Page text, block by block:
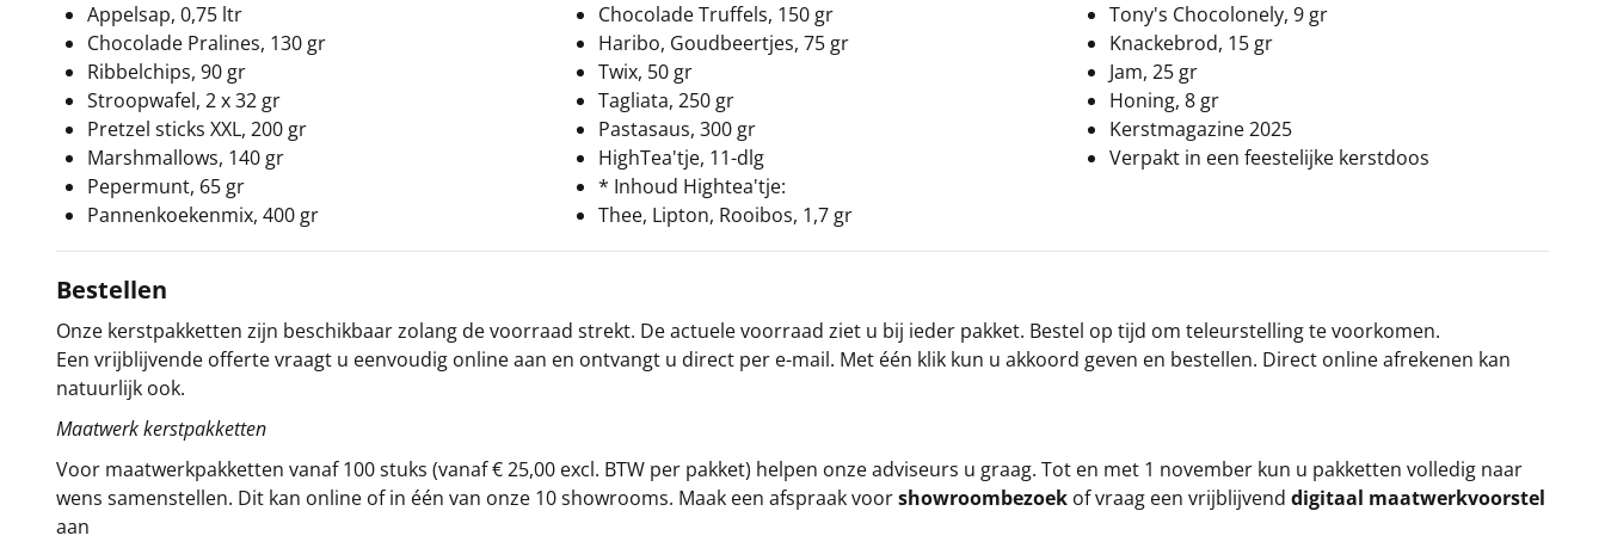
Appelsap, 0,75 ltr
Chocolade Pralines, 130 gr
Ribbelchips, 90 gr
Stroopwafel, 2 x 32 gr
Pretzel sticks XXL, 200 gr
Marshmallows, 140 gr
Pepermunt, 65 gr
Pannenkoekenmix, 400 gr
Chocolade Truffels, 150 gr
Haribo, Goudbeertjes, 75 gr
Twix, 50 gr
Tagliata, 250 gr
Pastasaus, 300 gr
HighTea'tje, 11-dlg
* Inhoud Hightea'tje:
Thee, Lipton, Rooibos, 1,7 gr
Tony's Chocolonely, 9 gr
Knackebrod, 15 gr
Jam, 25 gr
Honing, 8 gr
Kerstmagazine 2025
Verpakt in een feestelijke kerstdoos
Bestellen
Onze kerstpakketten zijn beschikbaar zolang de voorraad strekt. De actuele voorraad ziet u bij ieder pakket. Bestel op tijd om teleurstelling te voorkomen.
Een vrijblijvende offerte vraagt u eenvoudig online aan en ontvangt u direct per e-mail. Met één klik kun u akkoord geven en bestellen. Direct online afrekenen kan
natuurlijk ook.
Maatwerk kerstpakketten
Voor maatwerkpakketten vanaf 100 stuks (vanaf € 25,00 excl. BTW per pakket) helpen onze adviseurs u graag. Tot en met 1 november kun u pakketten volledig naar
wens samenstellen. Dit kan online of in één van onze 10 showrooms. Maak een afspraak voorshowroombezoek of vraag een vrijblijvend digitaal maatwerkvoorstel
aan